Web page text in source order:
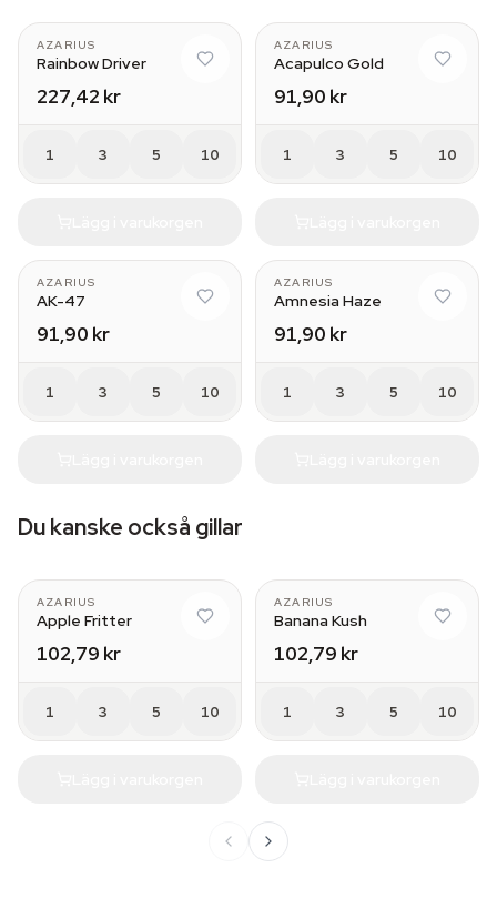
AZARIUS
Rainbow Driver
227,42 kr
1 3 5 10
AZARIUS
Acapulco Gold
91,90 kr
1 3 5 10
AZARIUS
AK-47
91,90 kr
1 3 5 10
AZARIUS
Amnesia Haze
91,90 kr
1 3 5 10
Du kanske också gillar
AZARIUS
Apple Fritter
102,79 kr
1 3 5 10
AZARIUS
Banana Kush
102,79 kr
1 3 5 10